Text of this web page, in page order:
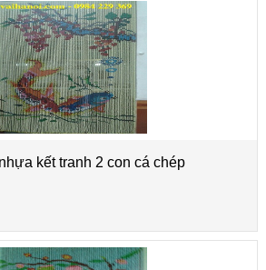
kết tranh 2 con cá chép